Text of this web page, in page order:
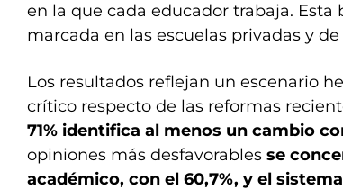
en la que cada educador trabaja.
marcada en las escuelas privadas y
Los resultados reflejan un escenario
crítico respecto de las reformas
71% identifica al menos un cambio
opiniones más desfavorables se
académico, con el 60,7%, y el